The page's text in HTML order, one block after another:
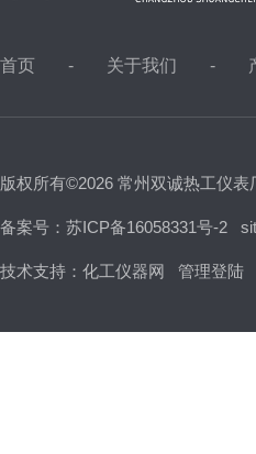
首页 关于我们
版权所有©2026 常州双诚热工仪表
备案号：苏ICP备16058331号-2
技术支持： 化工仪器网 管理登陆